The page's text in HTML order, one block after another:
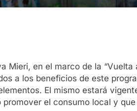
Mieri, en el marco de la “Vuelta
a los beneficios de este
El mismo estará
el consumo local y